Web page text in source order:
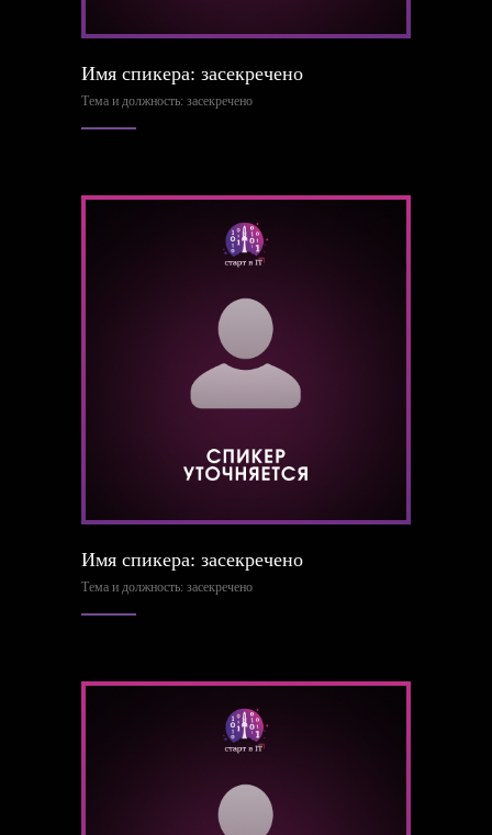
Имя спикера: засекречено
Тема и должность: засекречено
Имя спикера: засекречено
Тема и должность: засекречено